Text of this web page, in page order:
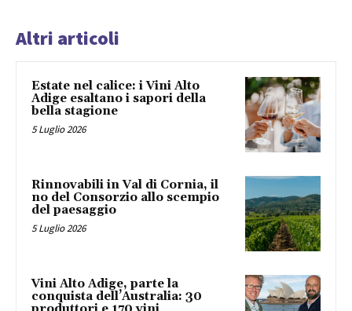
Altri articoli
Estate nel calice: i Vini Alto
Adige esaltano i sapori della
bella stagione
5 Luglio 2026
Rinnovabili in Val di Cornia, il
no del Consorzio allo scempio
del paesaggio
5 Luglio 2026
Vini Alto Adige, parte la
conquista dell’Australia: 30